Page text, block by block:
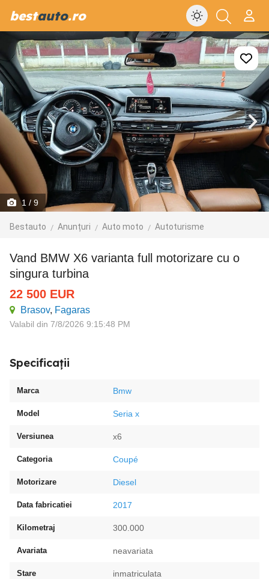
bestauto.ro
1 / 9
Bestauto Anunțuri Auto moto Autoturisme
vand BMW X6 varianta full motorizare cu o
singura turbina
22 500 EUR
Brasov, Fagaras
Valabil din 7/8/2026 9:15:48 PM
Specificații
Marca Bmw
Model Seria x
Versiunea x6
Categoria Coupé
Motorizare Diesel
Data fabricatiei 2017
Kilometraj 300.000
Avariata neavariata
Stare inmatriculata